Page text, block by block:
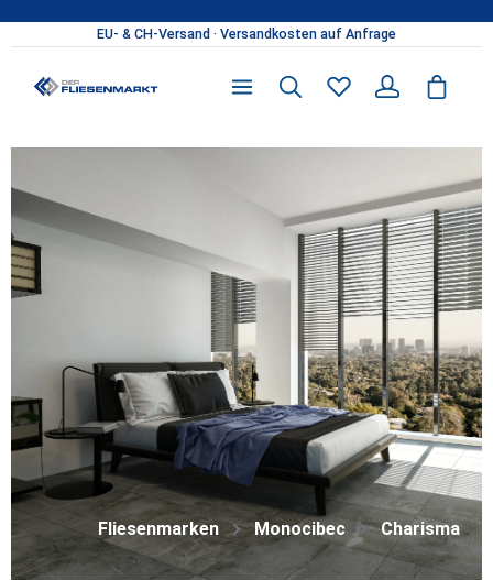
Zum Hauptinhalt springen
Du hast 0 Produkte
Fliesenmarken Monocibec Charisma